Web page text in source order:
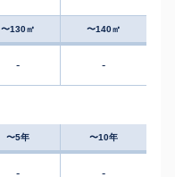
〜130㎡ 〜140㎡
- -
〜5年 〜10年
- -